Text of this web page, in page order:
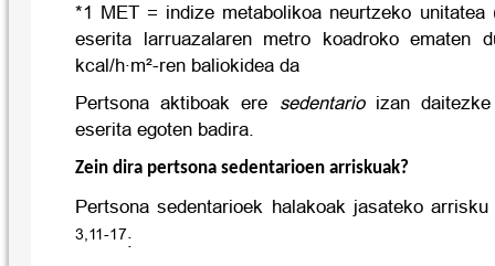
*1 MET = indize metabolikoa neurtzeko unitatea
eserita larruazalaren metro koadroko ematen
kcal/h·m²-ren baliokidea da
Pertsona aktiboak ere sedentario izan
eserita egoten badira.
Zein dira pertsona sedentarioen arriskuak?
Pertsona sedentarioek halakoak jasateko arrisku
3,11-17: